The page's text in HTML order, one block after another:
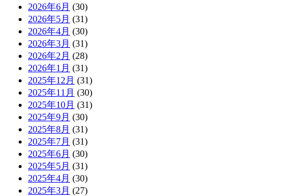
2026年6月 (30)
2026年5月 (31)
2026年4月 (30)
2026年3月 (31)
2026年2月 (28)
2026年1月 (31)
2025年12月 (31)
2025年11月 (30)
2025年10月 (31)
2025年9月 (30)
2025年8月 (31)
2025年7月 (31)
2025年6月 (30)
2025年5月 (31)
2025年4月 (30)
2025年3月 (27)